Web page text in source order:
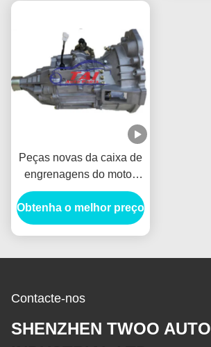
Peças novas da caixa de
engrenagens do motor,
ônibus manual 1.3l de
Lifan Mr514e01
Fengshun da caixa de
transmissão mini
Obtenha o melhor preço
Contacte-nos
SHENZHEN TWOO AUTO